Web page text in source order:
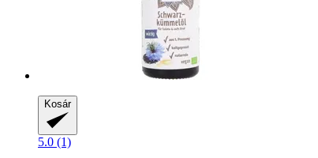
Kosár
5.0 (1)